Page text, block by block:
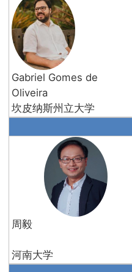
Gabriel Gomes de
Oliveira
坎皮纳斯州立大学
周毅
河南大学